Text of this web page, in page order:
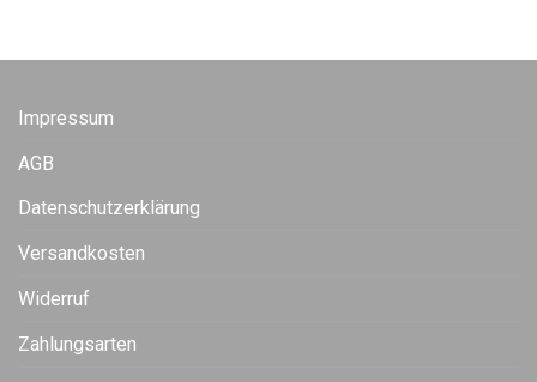
Impressum
AGB
Datenschutzerklärung
Versandkosten
Widerruf
Zahlungsarten